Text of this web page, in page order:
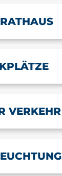
VERKEHR